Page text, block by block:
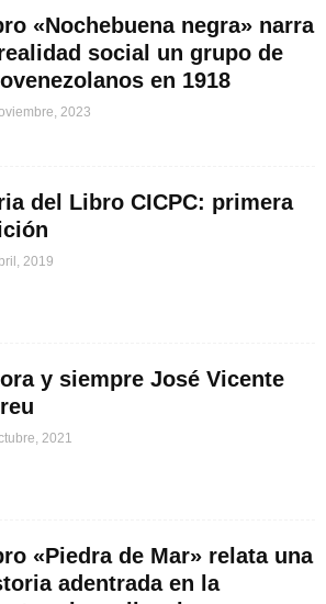
«Nochebuena negra» narra
social un grupo de
en 1918
2023
del Libro CICPC: primera
2019
y siempre José Vicente
2021
«Piedra de Mar» relata una
adentrada en la